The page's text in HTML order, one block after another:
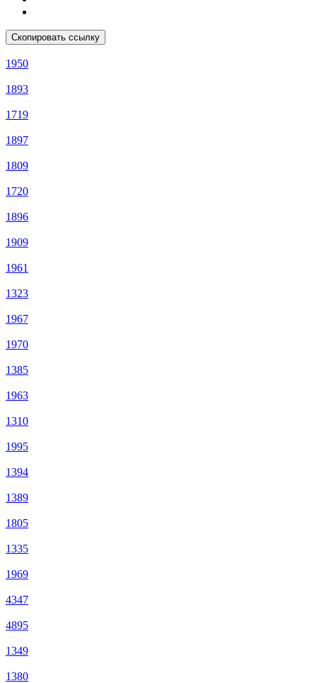
Скопировать ссылку
1950
1893
1719
1897
1809
1720
1896
1909
1961
1323
1967
1970
1385
1963
1310
1995
1394
1389
1805
1335
1969
4347
4895
1349
1380